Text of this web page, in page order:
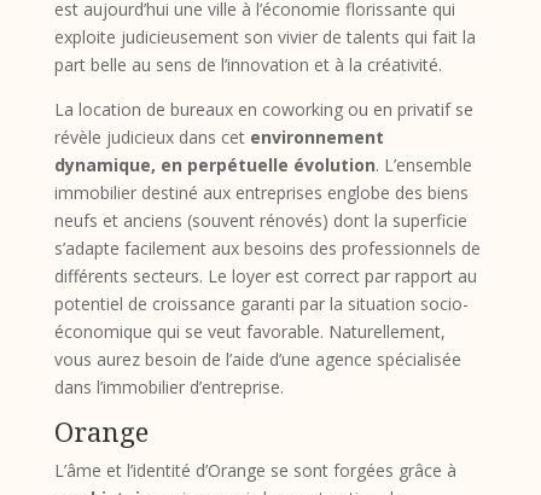
est aujourd’hui une ville à l’économie florissante qui
exploite judicieusement son vivier de talents qui fait la
part belle au sens de l’innovation et à la créativité.
La location de bureaux en coworking ou en privatif se
révèle judicieux dans cet environnement
dynamique, en perpétuelle évolution. L’ensemble
immobilier destiné aux entreprises englobe des biens
neufs et anciens (souvent rénovés) dont la superficie
s’adapte facilement aux besoins des professionnels de
différents secteurs. Le loyer est correct par rapport au
potentiel de croissance garanti par la situation socio-
économique qui se veut favorable. Naturellement,
vous aurez besoin de l’aide d’une agence spécialisée
dans l’immobilier d’entreprise.
Orange
L’âme et l’identité d’Orange se sont forgées grâce à